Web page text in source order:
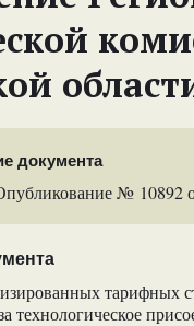
документа
№ 10892
тарифных
технологическое